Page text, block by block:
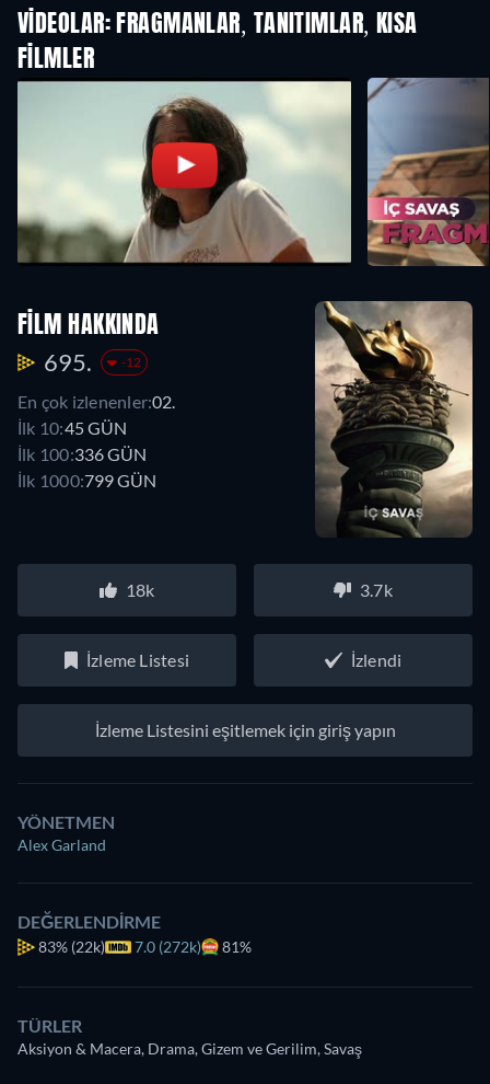
VIDEOLAR: FRAGMANLAR, TANITIMLAR, KISA
FILMLER
FILM HAKKINDA
695. -12
En çok izlenenler:02.
İlk 10:45 GÜN
İlk 100:336 GÜN
İlk 1000:799 GÜN
18k 3.7k
İzleme Listesi İzlendi
İzleme Listesini eşitlemek için giriş yapın
YÖNETMEN
Alex Garland
DEĞERLENDIRME
83% (22k) 7.0 (272k) 81%
TÜRLER
Aksiyon & Macera, Drama, Gizem ve Gerilim, Savaş